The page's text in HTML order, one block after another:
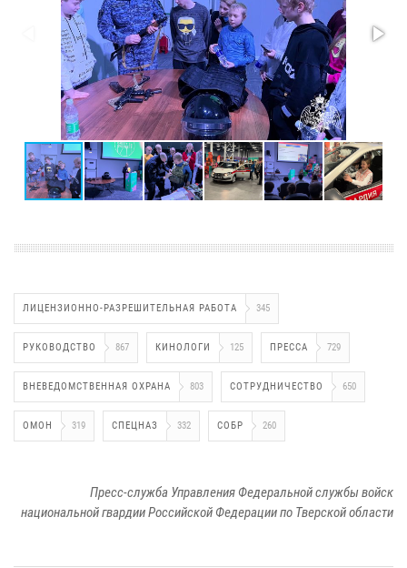
ЛИЦЕНЗИОННО-РАЗРЕШИТЕЛЬНАЯ РАБОТА 345
РУКОВОДСТВО 867 КИНОЛОГИ 125 ПРЕССА 729
ВНЕВЕДОМСТВЕННАЯ ОХРАНА 803 СОТРУДНИЧЕСТВО 650
ОМОН 319 СПЕЦНАЗ 332 СОБР 260
Пресс-служба Управления Федеральной службы войск
национальной гвардии Российской Федерации по Тверской области